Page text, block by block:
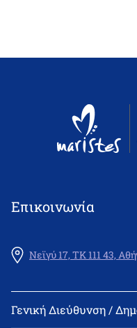
Επικοινωνία
Νεϊγύ 17, ΤΚ 111 43,
Γενική Διεύθυνση /